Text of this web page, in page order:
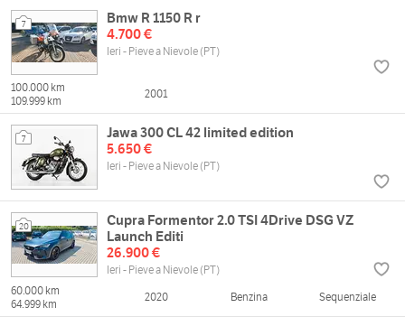
7
Bmw R 1150 R r
4.700 €
Ieri - Pieve a Nievole (PT)
100.000 km
109.999 km
2001
7
Jawa 300 CL 42 limited edition
5.650 €
Ieri - Pieve a Nievole (PT)
20
Cupra Formentor 2.0 TSI 4Drive DSG VZ
Launch Editi
26.900 €
Ieri - Pieve a Nievole (PT)
60.000 km
64.999 km
2020 Benzina Sequenziale